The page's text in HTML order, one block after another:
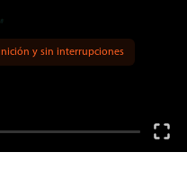
y sin interrupciones